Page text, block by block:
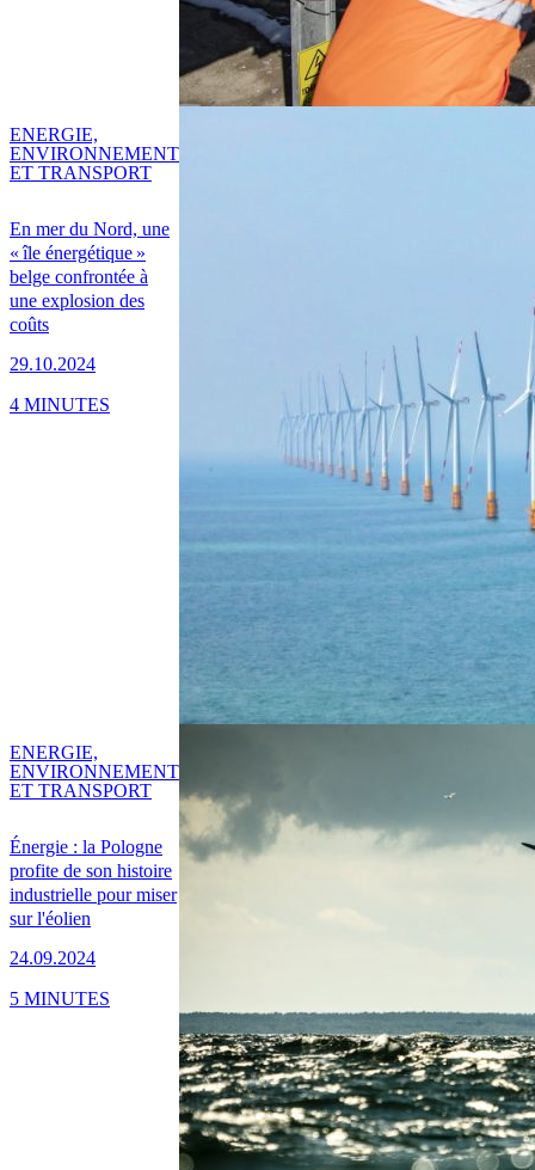
En mer du Nord, une
« île énergétique »
belge confrontée à
une explosion des
coûts
29.10.2024
ENERGIE,
ENVIRONNEMENT
ET TRANSPORT
4 MINUTES
Énergie : la Pologne
profite de son histoire
industrielle pour miser
sur l'éolien
24.09.2024
ENERGIE,
ENVIRONNEMENT
ET TRANSPORT
5 MINUTES